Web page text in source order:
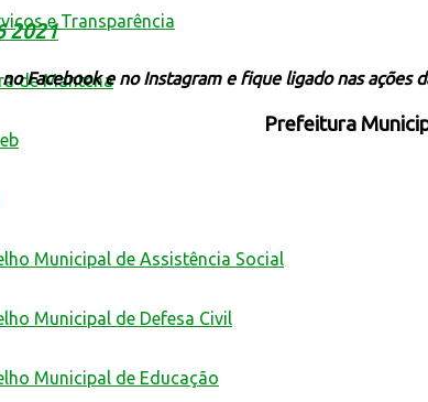
e Transparência
de Mantena
Municipal de Assistência Social
Municipal de Defesa Civil
Municipal de Educação
2021
Facebook e no Instagram e fique ligado nas ações
Prefeitura